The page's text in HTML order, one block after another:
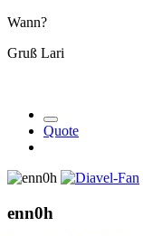
Wann?
Gruß Lari
Quote
enn0h